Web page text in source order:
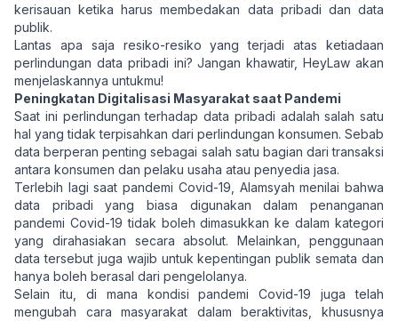
kerisauan ketika harus membedakan data pribadi dan data
publik.
Lantas apa saja resiko-resiko yang terjadi atas ketiadaan
perlindungan data pribadi ini? Jangan khawatir, HeyLaw akan
menjelaskannya untukmu!
Peningkatan Digitalisasi Masyarakat saat Pandemi
Saat ini perlindungan terhadap data pribadi adalah salah satu
hal yang tidak terpisahkan dari perlindungan konsumen. Sebab
data berperan penting sebagai salah satu bagian dari transaksi
antara konsumen dan pelaku usaha atau penyedia jasa.
Terlebih lagi saat pandemi Covid-19, Alamsyah menilai bahwa
data pribadi yang biasa digunakan dalam penanganan
pandemi Covid-19 tidak boleh dimasukkan ke dalam kategori
yang dirahasiakan secara absolut. Melainkan, penggunaan
data tersebut juga wajib untuk kepentingan publik semata dan
hanya boleh berasal dari pengelolanya.
Selain itu, di mana kondisi pandemi Covid-19 juga telah
mengubah cara masyarakat dalam beraktivitas, khususnya